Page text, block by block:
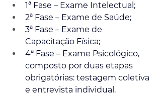
1ª Fase – Exame Intelectual;
2ª Fase – Exame de Saúde;
3ª Fase – Exame de
Capacitação Física;
4ª Fase – Exame Psicológico,
composto por duas etapas
obrigatórias: testagem coletiva
e entrevista individual.